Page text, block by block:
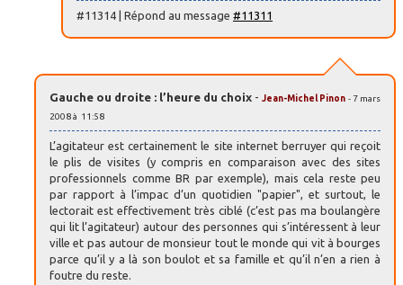
#11314 | Répond au message #11311
Gauche ou droite : l’heure du choix - Jean-Michel Pinon - 7 mars
2008 à 11:58
L’agitateur est certainement le site internet berruyer qui reçoit
le plis de visites (y compris en comparaison avec des sites
professionnels comme BR par exemple), mais cela reste peu
par rapport à l’impac d’un quotidien "papier", et surtout, le
lectorait est effectivement très ciblé (c’est pas ma boulangère
qui lit l’agitateur) autour des personnes qui s’intéressent à leur
ville et pas autour de monsieur tout le monde qui vit à bourges
parce qu’il y a là son boulot et sa famille et qu’il n’en a rien à
foutre du reste.